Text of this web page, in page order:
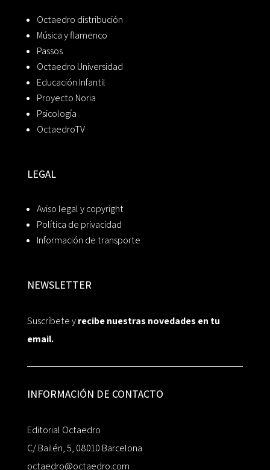
Octaedro distribución
Música y flamenco
Passos
Octaedro Universidad
Educación Infantil
Proyecto Noria
Psicología
OctaedroTV
LEGAL
Aviso legal y copyright
Política de privacidad
Información de transporte
NEWSLETTER
Suscríbete yrecibe nuestras novedades en tu
email.
INFORMACIÓN DE CONTACTO
Editorial Octaedro
C/ Bailén, 5, 08010 Barcelona
octaedro@octaedro.com